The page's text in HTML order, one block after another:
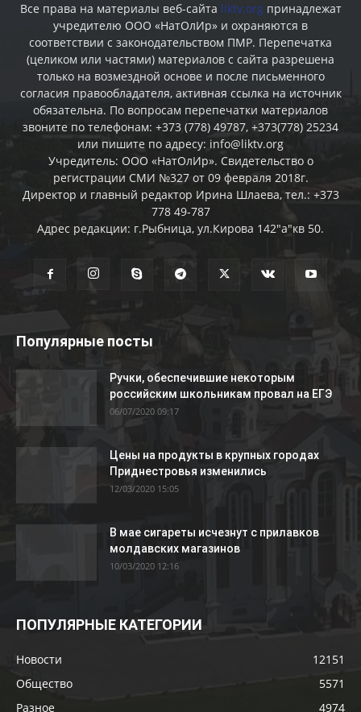
Все права на материалы веб-сайта liktv.org принадлежат
учредителю ООО «НатОлИр» и охраняются в
соответствии с законодательством ПМР. Перепечатка
(целиком или частями) материалов c сайта разрешена
только на возмездной основе и после письменного
согласия правообладателя, активная ссылка на источник
обязательна. По вопросам перепечатки материалов
звоните по телефонам: +373 (778) 49787, +373(778) 25234
или пишите по адресу: info@liktv.org
Учредитель: ООО «НатОлИр». Свидетельство о
регистрации СМИ №327 от 09 февраля 2018г.
Директор и главный редактор Ирина Шлаева, тел.: +373
778 49-787
Адрес редакции: г.Рыбница, ул.Кирова 142"а"кв 50.
Популярные посты
Ручки, обеспечившие некоторым
российским школьникам провал на ЕГЭ
06/07/2020 09:17
Цены на продукты в крупных городах
Приднестровья изменились
12/03/2020 15:05
В мае сигареты исчезнут с прилавков
молдавских магазинов
10/03/2020 12:16
ПОПУЛЯРНЫЕ КАТЕГОРИИ
Новости
12151
Общество
5571
Разное
4974